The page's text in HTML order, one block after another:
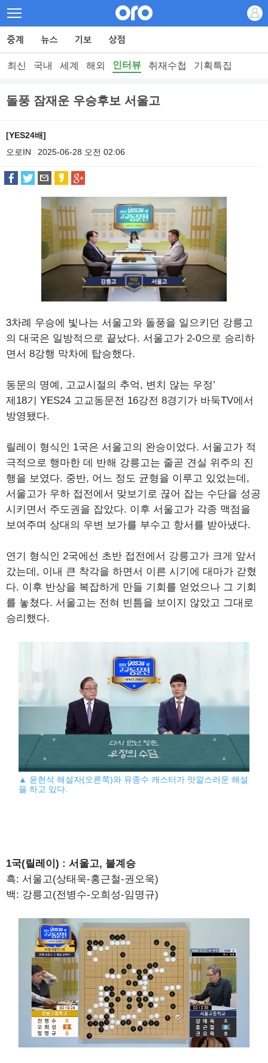
최신 국내 세계 해외 인터뷰 취재수첩 기획특집
돌풍 잠재운 우승후보 서울고
[YES24배]
오로IN
2025-06-28 오전 02:06
3차례 우승에 빛나는 서울고와 돌풍을 일으키던 강릉고
의 대국은 일방적으로 끝났다. 서울고가 2-0으로 승리하
면서 8강행 막차에 탑승했다.
동문의 명예, 고교시절의 추억, 변치 않는 우정’
제18기 YES24 고교동문전 16강전 8경기가 바둑TV에서
방영됐다.
릴레이 형식인 1국은 서울고의 완승이었다. 서울고가 적
극적으로 행마한 데 반해 강릉고는 줄곧 견실 위주의 진
행을 보였다. 중반, 어느 정도 균형을 이루고 있었는데,
서울고가 우하 접전에서 맞보기로 끊어 잡는 수단을 성공
시키면서 주도권을 잡았다. 이후 서울고가 각종 맥점을
보여주며 상대의 우변 보가를 부수고 항서를 받아냈다.
연기 형식인 2국에선 초반 접전에서 강릉고가 크게 앞서
갔는데, 이내 큰 착각을 하면서 이른 시기에 대마가 갇혔
다. 이후 반상을 복잡하게 만들 기회를 얻었으나 그 기회
를 놓쳤다. 서울고는 전혀 빈틈을 보이지 않았고 그대로
승리했다.
▲ 윤현석 해설자(오른쪽)와 유종수 캐스터가 맛깔스러운 해설
을 하고 있다.
1국(릴레이) : 서울고, 불계승
흑: 서울고(상태욱-홍근철-권오욱)
백: 강릉고(전병수-오희성-임명규)